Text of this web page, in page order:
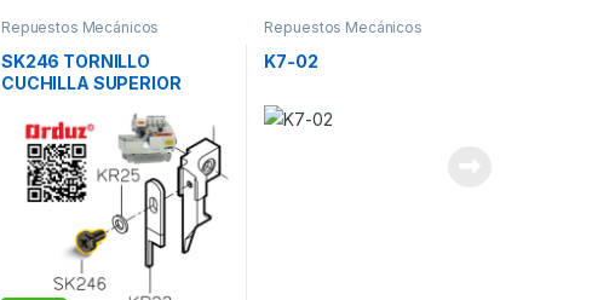
Repuestos Mecánicos
SK246 TORNILLO
CUCHILLA SUPERIOR
Repuestos Mecánicos
K7-02